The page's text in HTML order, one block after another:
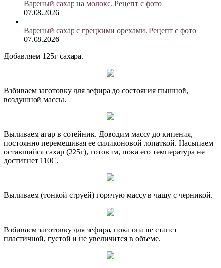
Вареный сахар на молоке. Рецепт с фото
07.08.2026
Вареный сахар с грецкими орехами. Рецепт с фото
07.08.2026
Добавляем 125г сахара.
Взбиваем заготовку для зефира до состояния пышной,
воздушной массы.
Выливаем агар в сотейник. Доводим массу до кипения,
постоянно перемешивая ее силиконовой лопаткой. Насыпаем
оставшийся сахар (225г), готовим, пока его температура не
достигнет 110С.
Выливаем (тонкой струей) горячую массу в чашу с черникой.
Взбиваем заготовку для зефира, пока она не станет
пластичной, густой и не увеличится в объеме.